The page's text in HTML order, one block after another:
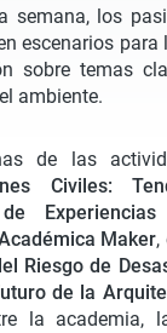
semana, los
escenarios
sobre temas
ambiente.
de las
Civiles:
Maker,
Riesgo de
de la
la academia,